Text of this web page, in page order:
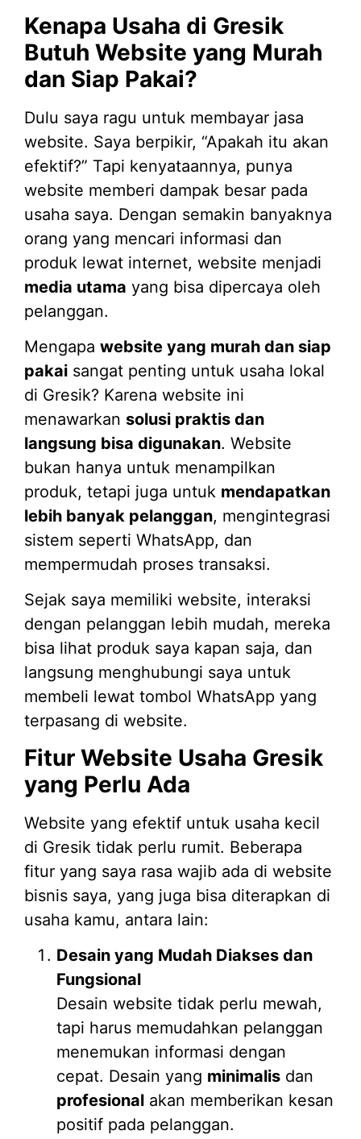
Kenapa Usaha di Gresik
Butuh Website yang Murah
dan Siap Pakai?
Dulu saya ragu untuk membayar jasa
website. Saya berpikir, “Apakah itu akan
efektif?” Tapi kenyataannya, punya
website memberi dampak besar pada
usaha saya. Dengan semakin banyaknya
orang yang mencari informasi dan
produk lewat internet, website menjadi
media utama yang bisa dipercaya oleh
pelanggan.
Mengapa website yang murah dan siap
pakai sangat penting untuk usaha lokal
di Gresik? Karena website ini
menawarkan solusi praktis dan
langsung bisa digunakan. Website
bukan hanya untuk menampilkan
produk, tetapi juga untuk mendapatkan
lebih banyak pelanggan, mengintegrasi
sistem seperti WhatsApp, dan
mempermudah proses transaksi.
Sejak saya memiliki website, interaksi
dengan pelanggan lebih mudah, mereka
bisa lihat produk saya kapan saja, dan
langsung menghubungi saya untuk
membeli lewat tombol WhatsApp yang
terpasang di website.
Fitur Website Usaha Gresik
yang Perlu Ada
Website yang efektif untuk usaha kecil
di Gresik tidak perlu rumit. Beberapa
fitur yang saya rasa wajib ada di website
bisnis saya, yang juga bisa diterapkan di
usaha kamu, antara lain:
Desain yang Mudah Diakses dan
Fungsional
Desain website tidak perlu mewah,
tapi harus memudahkan pelanggan
menemukan informasi dengan
cepat. Desain yang minimalis dan
profesional akan memberikan kesan
positif pada pelanggan.